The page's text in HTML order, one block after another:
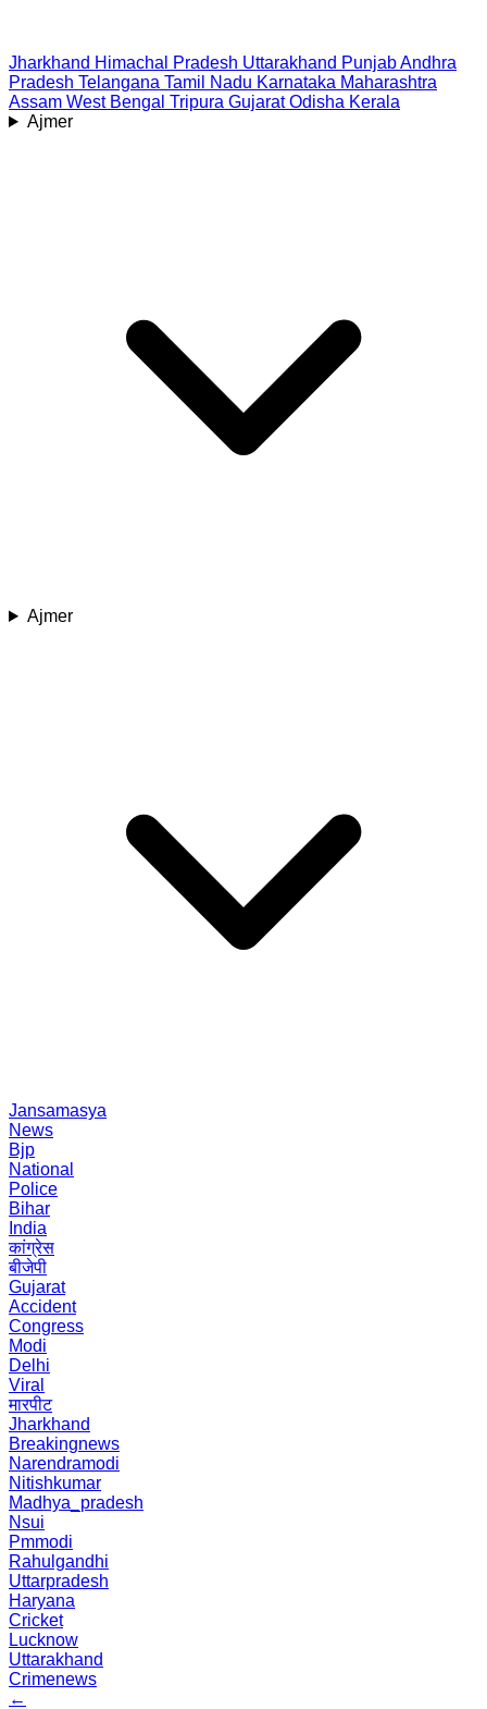
Jharkhand Himachal Pradesh Uttarakhand PunjabAndhra
Pradesh Telangana Tamil Nadu Karnataka Maharashtra
Assam West Bengal Tripura Gujarat Odisha Kerala
Ajmer
Ajmer
Jansamasya
News
Bjp
National
Police
Bihar
India
कांग्रेस
बीजेपी
Gujarat
Accident
Congress
Modi
Delhi
Viral
मारपीट
Jharkhand
Breakingnews
Narendramodi
Nitishkumar
Madhya_pradesh
Nsui
Pmmodi
Rahulgandhi
Uttarpradesh
Haryana
Cricket
Lucknow
Uttarakhand
Crimenews
←